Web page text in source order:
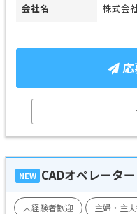
会社名 株式会
NEW CADオペレータ
未経験者歓迎 主婦・主